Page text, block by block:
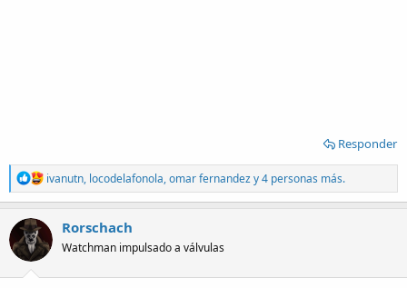
Responder
R
e
a
c
i
n
ivanutn, locodelafonola,omar fernandezy 4 personas más.
Rorschach
Watchman impulsado a válvulas